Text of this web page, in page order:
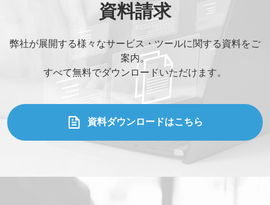
部署名*
資料請求
弊社が展開する様々なサービス・ツールに関する資料をご
案内。
すべて無料でダウンロードいただけます。
資料ダウンロードはこちら